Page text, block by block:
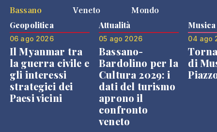
Bassano
Veneto Mondo
Geopolitica
06 ago 2026
Il Myanmar tra
la guerra civile e
gli interessi
strategici dei
Paesi vicini
Attualità
05 ago 2026
Bassano-
Bardolino per la
Cultura 2029: i
dati del turismo
aprono il
confronto
veneto
Musica
04 ago
di